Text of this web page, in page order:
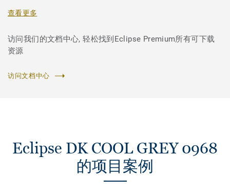
查看更多
访问我们的文档中心, 轻松找到Eclipse Premium所有可下载
资源
访问文档中心
Eclipse DK COOL GREY 0968
的项目案例